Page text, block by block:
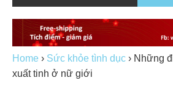
Home › Sức khỏe tình dục › Những
xuất tinh ở nữ giới